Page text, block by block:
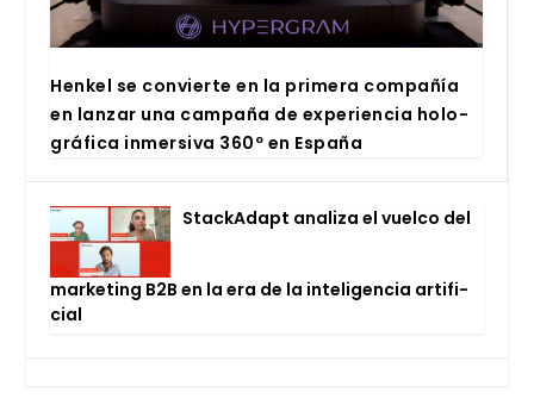
Hen­kel se con­vier­te en la pri­me­ra com­pa­ñía
en lan­zar una cam­pa­ña de expe­rien­cia holo­
grá­fi­ca inmer­si­va 360º en Espa­ña
Stac­kA­dapt ana­li­za el vuel­co del
mar­ke­ting B2B en la era de la inte­li­gen­cia arti­fi­
cial